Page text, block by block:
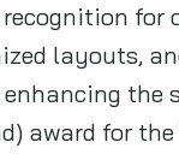
for
layouts,
the
award for